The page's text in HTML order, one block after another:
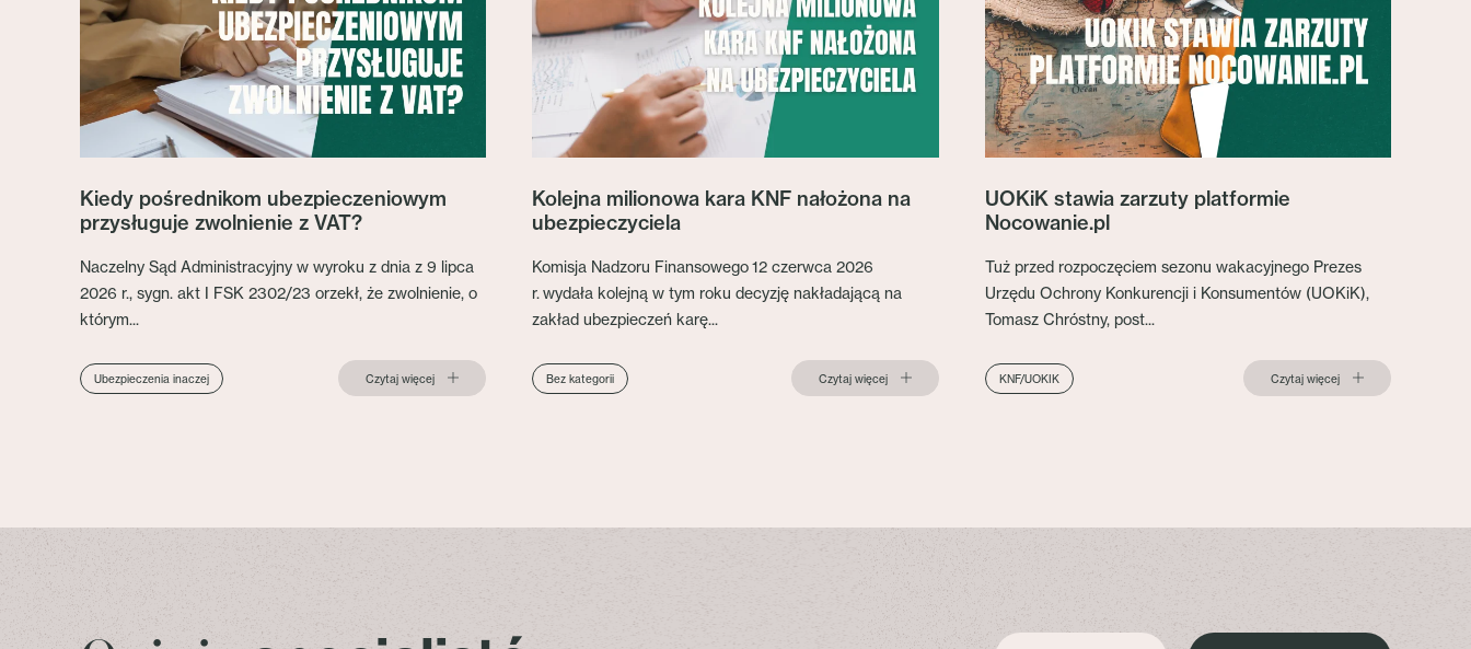
Kiedy pośrednikom ubezpieczeniowym
przysługuje zwolnienie z VAT?
Naczelny Sąd Administracyjny w wyroku z dnia z 9 lipca
2026 r., sygn. akt I FSK 2302/23 orzekł, że zwolnienie, o
którym...
Ubezpieczenia inaczej Czytaj więcej
Kolejna milionowa kara KNF nałożona na
ubezpieczyciela
Komisja Nadzoru Finansowego 12 czerwca 2026
r. wydała kolejną w tym roku decyzję nakładającą na
zakład ubezpieczeń karę...
Bez kategorii Czytaj więcej
UOKiK stawia zarzuty platformie
Nocowanie.pl
Tuż przed rozpoczęciem sezonu wakacyjnego Prezes
Urzędu Ochrony Konkurencji i Konsumentów (UOKiK),
Tomasz Chróstny, post...
KNF/UOKIK Czytaj więcej